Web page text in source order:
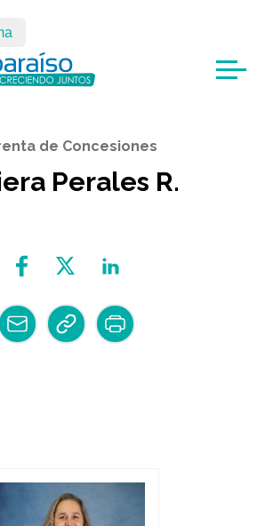
de Concesiones
Perales R.